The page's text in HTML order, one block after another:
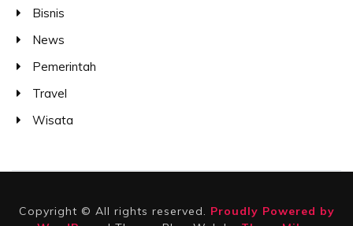
Bisnis
News
Pemerintah
Travel
Wisata
Copyright © All rights reserved. Proudly Powered by